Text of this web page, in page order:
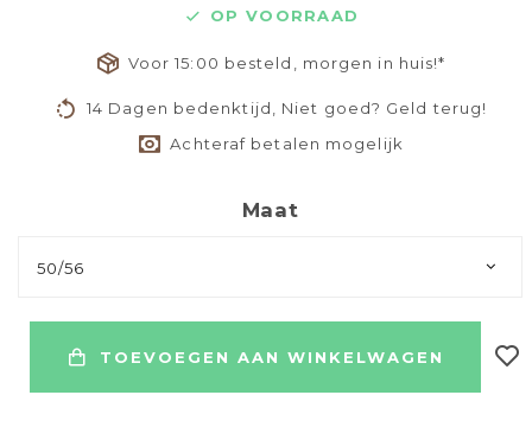
OP VOORRAAD
Voor 15:00 besteld, morgen in huis!*
14 Dagen bedenktijd, Niet goed? Geld terug!
Achteraf betalen mogelijk
Maat
50/56
TOEVOEGEN AAN WINKELWAGEN